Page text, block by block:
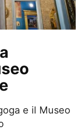
e il Museo